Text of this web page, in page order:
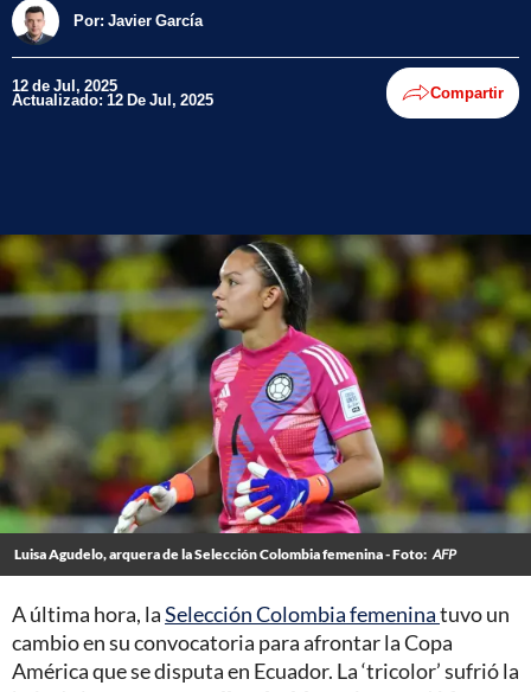
Por: Javier García
12 de Jul, 2025
Actualizado: 12 De Jul, 2025 Compartir
Luisa Agudelo, arquera de la Selección Colombia femenina - Foto: AFP
A última hora, laSelección Colombia femeninatuvo un
cambio en su convocatoria para afrontar la Copa
América que se disputa en Ecuador. La ‘tricolor’ sufrió la